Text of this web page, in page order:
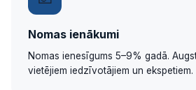
Nomas ienākumi
Nomas ienesīgums 5–9% gadā.
vietējiem iedzīvotājiem un ekspetiem.